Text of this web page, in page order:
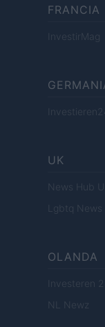
FRANCIA
InvestirMag
UK
News Hub
Lgbtq News
OLANDA
Investeren
NL Newz